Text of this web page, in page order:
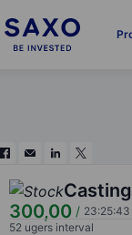
300,00 / 23:25:43
52 ugers interval